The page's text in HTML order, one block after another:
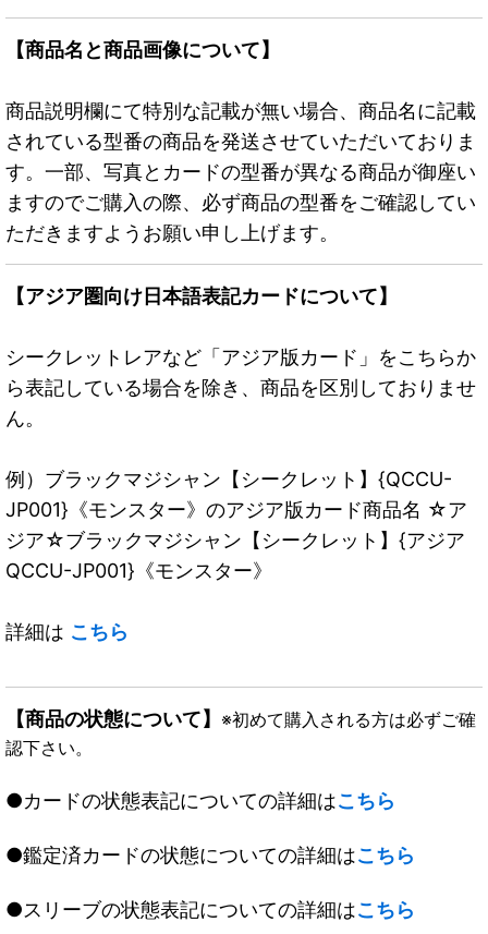
【商品名と商品画像について】
商品説明欄にて特別な記載が無い場合、商品名に記載
されている型番の商品を発送させていただいておりま
す。一部、写真とカードの型番が異なる商品が御座い
ますのでご購入の際、必ず商品の型番をご確認してい
ただきますようお願い申し上げます。
【アジア圏向け日本語表記カードについて】
シークレットレアなど「アジア版カード」をこちらか
ら表記している場合を除き、商品を区別しておりませ
ん。
例）ブラックマジシャン【シークレット】{QCCU-
JP001}《モンスター》のアジア版カード商品名 ☆ア
ジア☆ブラックマジシャン【シークレット】{アジア
QCCU-JP001}《モンスター》
詳細は こちら
【商品の状態について】 ※初めて購入される方は必ずご確
認下さい。
●カードの状態表記についての詳細はこちら
●鑑定済カードの状態についての詳細はこちら
●スリーブの状態表記についての詳細はこちら